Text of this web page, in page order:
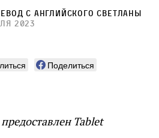
с английскогоСветланы
2023
Поделиться
Tablet